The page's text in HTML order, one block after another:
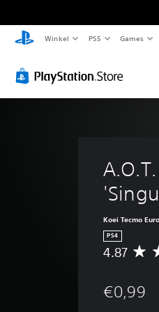
Winkel PS5 Games
Koei Tecmo
PS4
G
i
4.87
€0,99